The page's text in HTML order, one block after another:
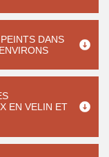
DANS
EN VELIN ET